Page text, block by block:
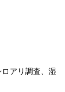
アリ調査、湿